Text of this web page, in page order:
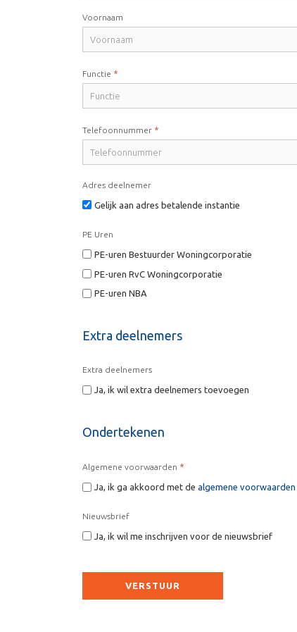
Voornaam
Functie *
Telefoonnummer *
Adres deelnemer
Gelijk aan adres betalende instantie
PE Uren
PE-uren Bestuurder Woningcorporatie
PE-uren RvC Woningcorporatie
PE-uren NBA
Extra deelnemers
Extra deelnemers
Ja, ik wil extra deelnemers toevoegen
Ondertekenen
Algemene voorwaarden *
Ja, ik ga akkoord met de algemene voorwaarden
Nieuwsbrief
Ja, ik wil me inschrijven voor de nieuwsbrief